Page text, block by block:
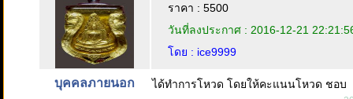
ราคา : 5500
วันที่ลงประกาศ : 2016-12-21
โดย : ice9999
บุคคลภายนอก ได้ทำการโหวด โดยให้คะแนนโหวด ชอบ